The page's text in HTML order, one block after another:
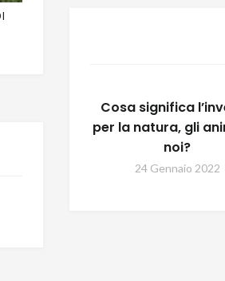
Cosa significa
per la natura, gli
noi?
24 Gennaio 2022